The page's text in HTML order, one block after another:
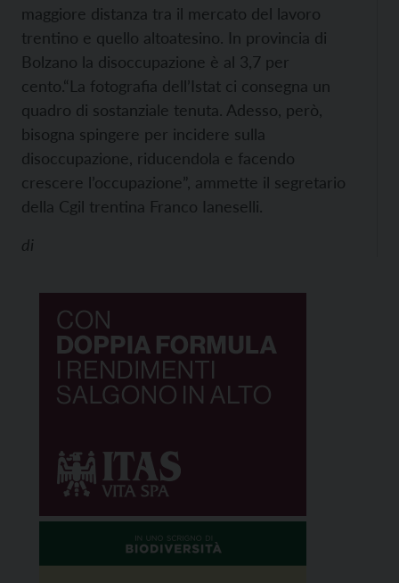
maggiore distanza tra il mercato del lavoro
trentino e quello altoatesino. In provincia di
Bolzano la disoccupazione è al 3,7 per
cento.“La fotografia dell’Istat ci consegna un
quadro di sostanziale tenuta. Adesso, però,
bisogna spingere per incidere sulla
disoccupazione, riducendola e facendo
crescere l’occupazione”, ammette il segretario
della Cgil trentina Franco Ianeselli.
di